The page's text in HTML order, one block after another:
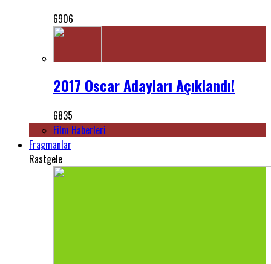
6906
2017 Oscar Adayları Açıklandı!
6835
Film Haberleri
Fragmanlar
Rastgele